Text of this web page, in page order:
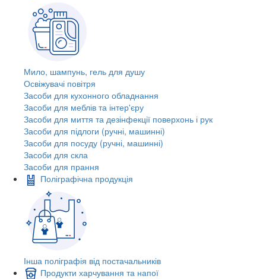
Мило, шампунь, гель для душу
Освіжувачі повітря
Засоби для кухонного обладнання
Засоби для меблів та інтер'єру
Засоби для миття та дезінфекції поверхонь і рук
Засоби для підлоги (ручні, машинні)
Засоби для посуду (ручні, машинні)
Засоби для скла
Засоби для прання
Поліграфічна продукція
Інша поліграфія від постачальників
Продукти харчування та напої